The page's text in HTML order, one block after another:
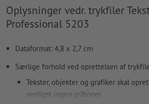
Oplysninger vedr. trykfiler
Professional 5203
Dataformat: 4,8 x 2,7 cm
Særlige forhold ved oprettelsen af
Tekster, objekter og grafiker skal
venligst ingen gråtoner